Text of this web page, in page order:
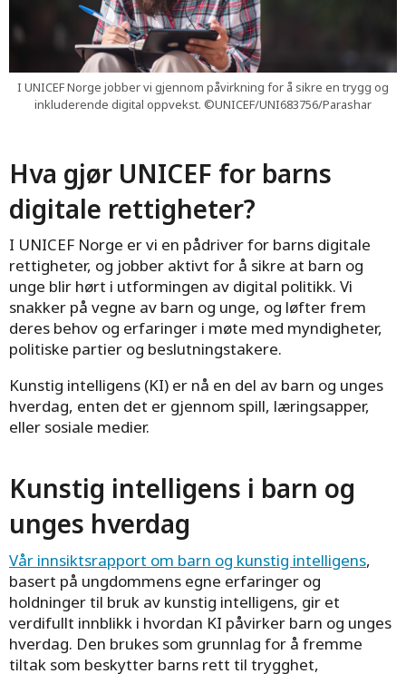
I UNICEF Norge jobber vi gjennom påvirkning for å sikre en trygg og
inkluderende digital oppvekst. ©UNICEF/UNI683756/Parashar
Hva gjør UNICEF for barns
digitale rettigheter?
I UNICEF Norge er vi en pådriver for barns digitale
rettigheter, og jobber aktivt for å sikre at barn og
unge blir hørt i utformingen av digital politikk. Vi
snakker på vegne av barn og unge, og løfter frem
deres behov og erfaringer i møte med myndigheter,
politiske partier og beslutningstakere.
Kunstig intelligens (KI) er nå en del av barn og unges
hverdag, enten det er gjennom spill, læringsapper,
eller sosiale medier.
Kunstig intelligens i barn og
unges hverdag
Vår innsiktsrapport om barn og kunstig intelligens,
basert på ungdommens egne erfaringer og
holdninger til bruk av kunstig intelligens, gir et
verdifullt innblikk i hvordan KI påvirker barn og unges
hverdag. Den brukes som grunnlag for å fremme
tiltak som beskytter barns rett til trygghet,